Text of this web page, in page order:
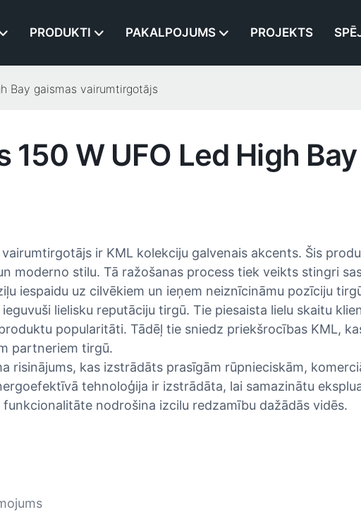
PRODUKTI PAKALPOJUMS PROJEKTS
Bay gaismas vairumtirgotājs
W UFO Led High
vairumtirgotājs ir KML kolekciju galvenais akcents. Šis
moderno stilu. Tā ražošanas process tiek veikts stingri
iespaidu uz cilvēkiem un ieņem neiznīcināmu pozīciju
lielisku reputāciju tirgū. Tie piesaista lielu skaitu
popularitāti. Tādēļ tie sniedz priekšrocības KML,
partneriem tirgū.
risinājums, kas izstrādāts prasīgām rūpnieciskām,
tehnoloģija ir izstrādāta, lai samazinātu
nodrošina izcilu redzamību dažādās vidēs.